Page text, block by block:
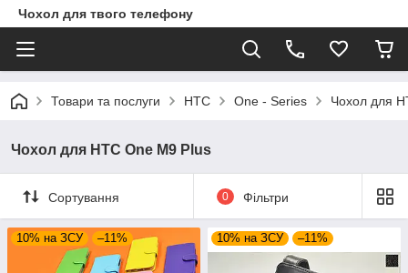
Чохол для твого телефону
Товари та послуги HTC One - Series Чохол для
Чохол для HTC One M9 Plus
Сортування 0 Фільтри
10% на ЗСУ –11% 10% на ЗСУ –11%